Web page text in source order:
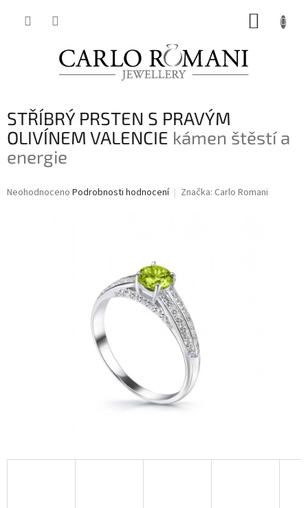
STŘÍBRÝ PRSTEN S PRAVÝM
OLIVÍNEM VALENCIE kámen štěstí a
energie
Průměrné
Neohodnoceno Podrobnosti hodnocení Značka: Carlo Romani